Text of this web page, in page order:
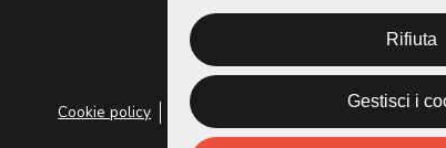
Cookie policy Privacy Policy
Rifiuta
Gestisci i